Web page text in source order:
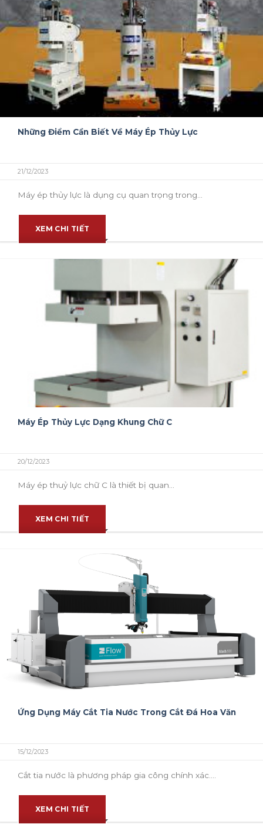
Những Điểm Cần Biết Về Máy Ép Thủy Lực
21/12/2023
Máy ép thủy lực là dụng cụ quan trọng trong...
XEM CHI TIẾT
Máy Ép Thủy Lực Dạng Khung Chữ C
20/12/2023
Máy ép thuỷ lực chữ C là thiết bị quan...
XEM CHI TIẾT
Ứng Dụng Máy Cắt Tia Nước Trong Cắt Đá Hoa Văn
15/12/2023
Cắt tia nước là phương pháp gia công chính xác....
XEM CHI TIẾT